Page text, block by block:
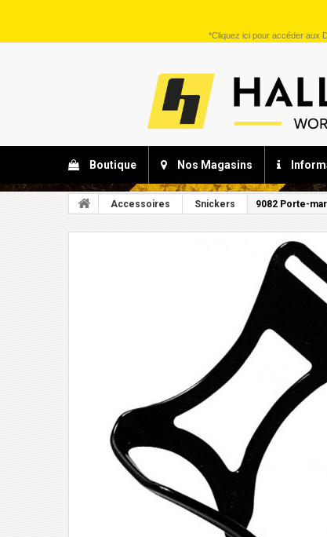
*Cliquez icipour accéder aux
Boutique Nos Magasins
Accessoires Snickers 9082 Porte-